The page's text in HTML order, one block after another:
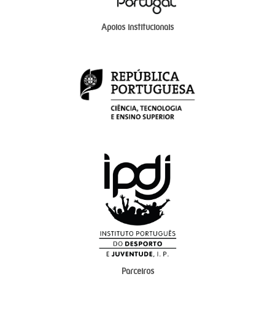
Apoios institucionais
Parceiros